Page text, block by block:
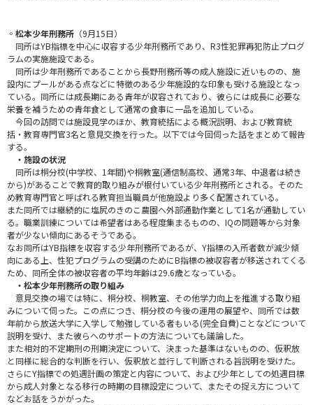
◦松本少年刑務所 （9月15日）
同所はYB指標を中心に収容する少年刑務所であり、R3性犯罪再犯防止プログ
ラムの実施施設である。
同所は少年刑務所であることから長野刑務所等の成人施設に近いものの、施
設内にプールがある点などに特徴のある少年施設的な印象も受ける施設となっ
ている。同所には成長期にある青年が収容されており、彼らには成長に必要な
栄養を補うための青年食として通常の食事に一品を追加している。
今回の訪問では施設見学のほか、教育統括による概況説明、および教育統
括・教育専門官3名と意見交換を行った。以下では今回伺った話をまとめて報告
する。
・施設の状況
同所は桐分校(中学校、1年間)や桐教室(通信制高校、通常3年、中退者は続き
から)があることで教育的取り組みが根付いている少年刑務所とされる。そのた
め教育専門官と呼ばれる教育担当職員が他施設より多く配置されている。
また同所では継続的に塩尻のきのこ農園へ外部通勤作業として1名が通勤してい
る。職業訓練については希望者はある程度集まるものの、IQの問題等から対象
者が少ない傾向にあるそうである。
なお同所はYB指標を収容する少年刑務所であるが、Y指標の入所者数が減少傾
向にある上、性犯プログラムの受講のためにB指標の被収容者が移送されてくる
ため、同所全体の被収容者の平均年齢は29.6歳となっている。
・松本少年刑務所の取り組み
意見交換の場では特に、桐分校、桐教室、その他学力向上を推進する取り組
みについて伺った。この点につき、桐分校の今後の運用の展望や、同所では数
年前から放送大学に入学して勉強している者もいる(完全自費)ことなどについて
説明を受け、また彼らへのサポートの方法についても議論した。
また相対的不定期刑の刑期決定について、決まった基準はないものの、仮釈放
と同様に総合的な判断を行い、仮釈放と並行して判断される旨説明を受けた。
さらにY指標での処遇計画の策定と内容について、および少年としての処遇目標
から成人対象となる移行の時期の目標設定について、またその捉え方について
などお話をうかがった。